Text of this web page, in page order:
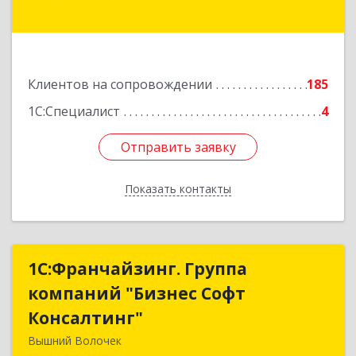
Клиентов на сопровождении
185
1С:Специалист
4
Отправить заявку
Показать контакты
Подробнее
Отправить заявку
Назад
1С:Франчайзинг. Группа
компаний "Бизнес Софт
Консалтинг"
Вышний Волочек
1С:Франчайзинг. Группа
компаний "Бизнес Софт